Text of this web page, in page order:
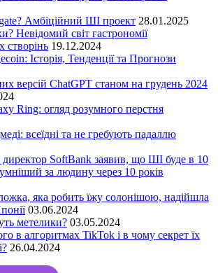
Амбіційний ШІ проект 28.01.2025
Невідомий світ гастрономії
створінь 19.12.2024
Історія, Тенденції та Прогнози
версій ChatGPT станом на грудень 2024
Ring: огляд розумного перстня
всеїдні та не гребують падаллю
директор SoftBank заявив, що ШІ буде в 10
за людину через 10 років
яка робить їжу солонішою, надійшла
03.06.2024
метелики? 03.05.2024
в алгоритмах TikTok і в чому секрет їх
26.04.2024